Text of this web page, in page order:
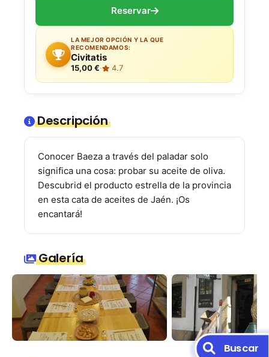
Reservar
LA MEJOR OPCIÓN Y LA QUE
RECOMENDAMOS:
Civitatis
15,00 €· 4.7
Descripción
Conocer Baeza a través del paladar solo
significa una cosa: probar su aceite de oliva.
Descubrid el producto estrella de la provincia
en esta cata de aceites de Jaén. ¡Os
encantará!
Galería
Buscar